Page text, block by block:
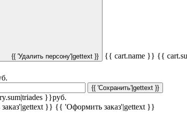
{{ 'Удалить персону'|gettext }} {{ cart.name }} {{
{{ 'Сохранить'|gettext }}
}}руб.
}} {{ 'Оформить заказ'|gettext }}